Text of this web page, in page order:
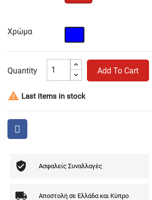
Χρώμα
Quantity Add To Cart
 Last items in stock
Ασφαλείς Συναλλαγές
Αποστολή σε Ελλάδα και Κύπρο